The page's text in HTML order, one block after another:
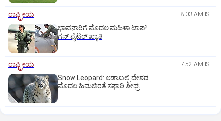
ರಾಷ್ಟ್ರೀಯ 8:03 AM IST
ಭಾವನಾರಿಗೆ ಮೊದಲ ಮಹಿಳಾ ಟಾಪ್‌
ಗನ್‌ ಫೈಟರ್‌ ಖ್ಯಾತಿ
ರಾಷ್ಟ್ರೀಯ 7:52 AM IST
Snow Leopard: ಲಡಾಖಲ್ಲಿ ದೇಶದ
ಮೊದಲ ಹಿಮಚಿರತೆ ಸಫಾರಿ ಶೀಘ್ರ